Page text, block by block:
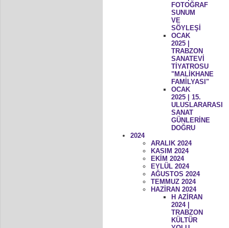
FOTOĞRAF
SUNUM
VE
SÖYLEŞİ
OCAK
2025 |
TRABZON
SANATEVİ
TİYATROSU
"MALİKHANE
FAMİLYASI"
OCAK
2025 | 15.
ULUSLARARASI
SANAT
GÜNLERİNE
DOĞRU
2024
ARALIK 2024
KASIM 2024
EKİM 2024
EYLÜL 2024
AĞUSTOS 2024
TEMMUZ 2024
HAZİRAN 2024
H AZİRAN
2024 |
TRABZON
KÜLTÜR